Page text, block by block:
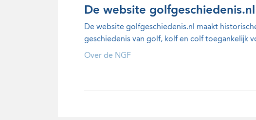
De website golfgeschiedenis.nl
De website golfgeschiedenis.nl maakt
geschiedenis van golf, kolf en colf toegankelijk
Over de NGF